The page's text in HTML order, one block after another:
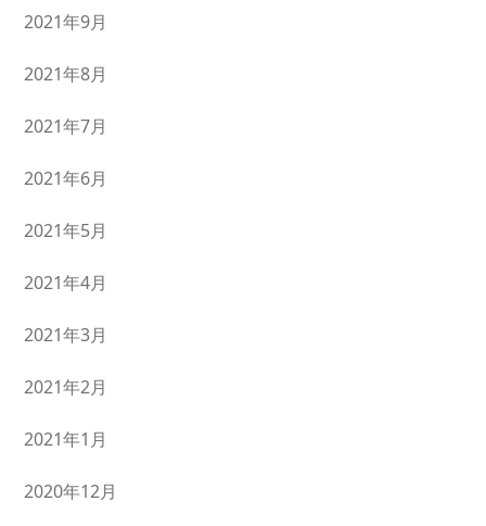
2021年9月
2021年8月
2021年7月
2021年6月
2021年5月
2021年4月
2021年3月
2021年2月
2021年1月
2020年12月